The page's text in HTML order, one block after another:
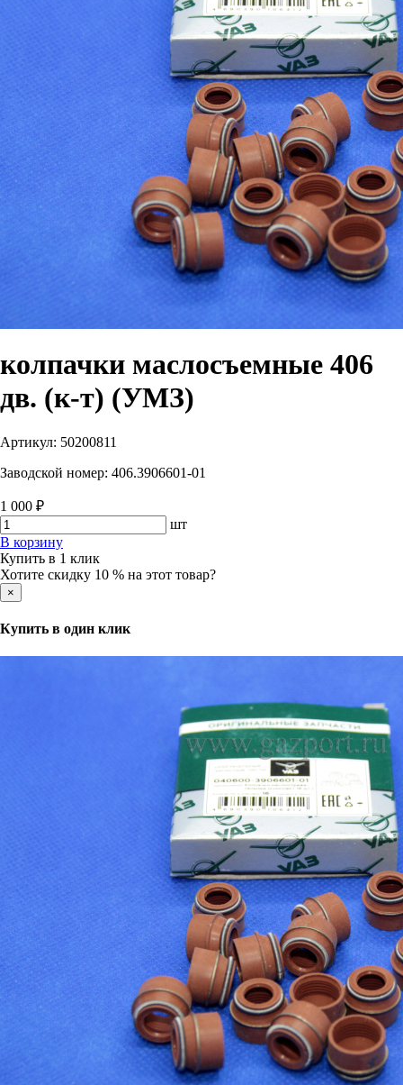
колпачки маслосъемные 406
дв. (к-т) (УМЗ)
Артикул: 50200811
Заводской номер: 406.3906601-01
1 000 ₽
шт
В корзину
Купить в 1 клик
Хотите скидку 10 % на этот товар?
×
Купить в один клик